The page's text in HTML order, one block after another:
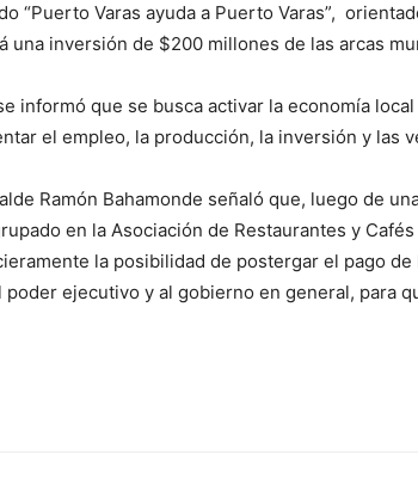
“Puerto Varas ayuda a Puerto Varas”,
una inversión de $200 millones de las arcas
informó que se busca activar la economía
el empleo, la producción, la inversión y las
Ramón Bahamonde señaló que, luego de
en la Asociación de Restaurantes y
la posibilidad de postergar el pago
poder ejecutivo y al gobierno en general, para